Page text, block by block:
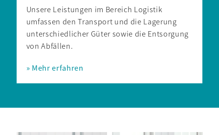
Unsere Leistungen im Bereich Logistik
umfassen den Transport und die Lagerung
unter­schiedlicher Güter sowie die Entsorgung
von Ab­fällen.
» Mehr erfahren